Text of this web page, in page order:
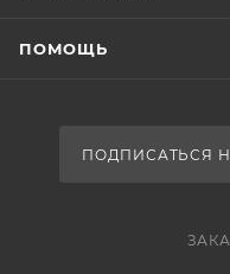
ПОМОЩЬ
ПОДПИСАТЬСЯ